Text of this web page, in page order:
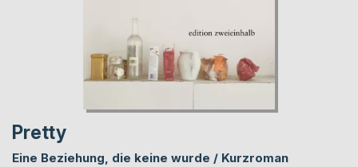
Pretty
Eine Beziehung, die keine wurde / Kurzroman